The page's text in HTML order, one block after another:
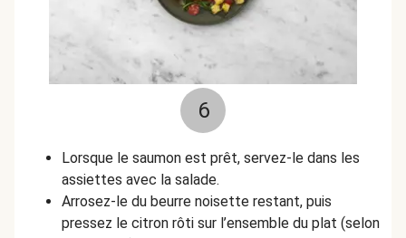
6
Lorsque le saumon est prêt, servez-le dans les
assiettes avec la salade.
Arrosez-le du beurre noisette restant, puis
pressez le citron rôti sur l’ensemble du plat (selon